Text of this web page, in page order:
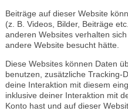
Beiträge auf dieser Website
(z. B. Videos, Bilder, Beiträge
anderen Websites verhalten
andere Website besucht hätte.
Diese Websites können Daten
benutzen, zusätzliche Tracking-
deine Interaktion mit diesem
inklusive deiner Interaktion mit
Konto hast und auf dieser